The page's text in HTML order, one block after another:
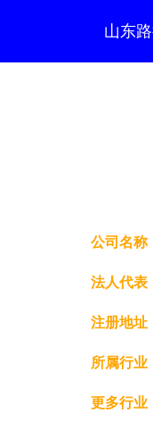
山东
公司名称
法人代表
注册地址
所属行业
更多行业